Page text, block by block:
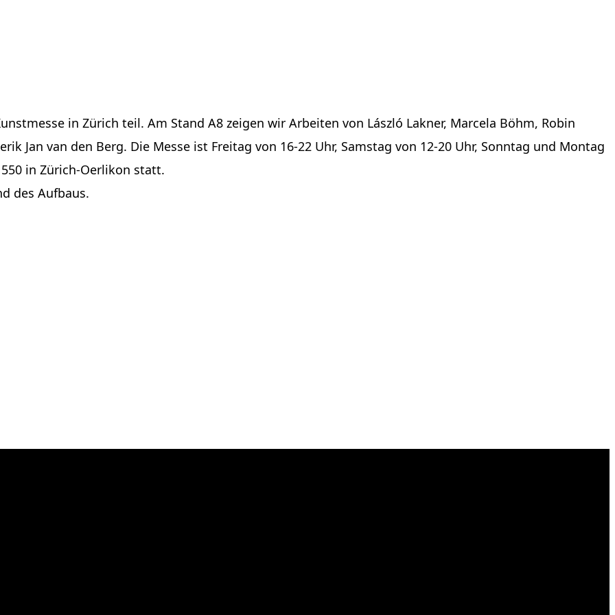
in Zürich teil. Am Stand A8 zeigen wir Arbeiten von László Lakner, Marcela Böhm, Robin
Jan van den Berg. Die Messe ist Freitag von 16-22 Uhr, Samstag von 12-20 Uhr, Sonntag und Montag
in Zürich-Oerlikon statt.
des Aufbaus.